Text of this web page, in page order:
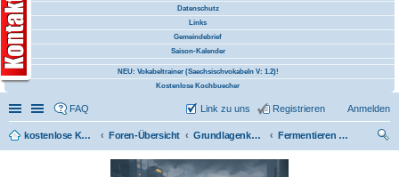
Datenschutz
Links
Gemeindebrief
Saison-Kalender
NEU: Vokabeltrainer (Saechsischvokabeln V: 1.2)!
Kostenlose Kochbuecher
Schnellzugriff
Linkliste
FAQ Anmelden
Registrieren
Link zu uns
kostenlose Kochrezepte und kostenlose Kochbücher Foren-Übersicht Grundlagenkochbuch (Kategorie)
Fermentieren von Obst und Gemüse (vegan)